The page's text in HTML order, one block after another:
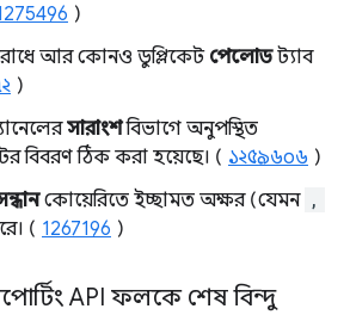
)
আর কোনও ডুপ্লিকেট পেলোডট্যাব
)
সারাংশবিভাগে অনুপস্থিত
বিবরণ ঠিক করা হয়েছে। ( ১২৫৯৬০৬ )
কোয়েরিতে ইচ্ছামত অক্ষর (যেমন ,
( 1267196 )
API ফলকে শেষ বিন্দু